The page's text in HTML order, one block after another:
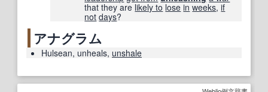
that they are likely to lose in weeks,if
not days?
アナグラム
Hulsean, unheals, unshale